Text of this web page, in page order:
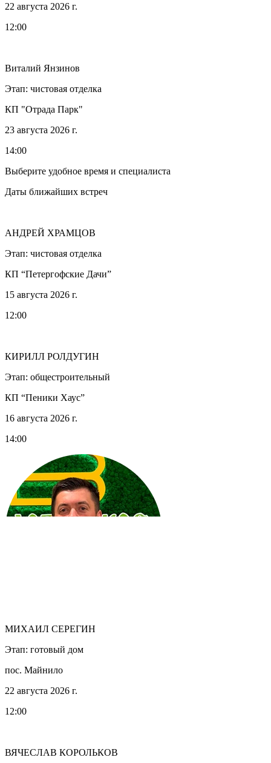
22 августа 2026 г.
12:00
Виталий Янзинов
Этап: чистовая отделка
КП "Отрада Парк"
23 августа 2026 г.
14:00
Выберите удобное время и специалиста
Даты ближайших встреч
АНДРЕЙ ХРАМЦОВ
Этап: чистовая отделка
КП “Петергофские Дачи”
15 августа 2026 г.
12:00
КИРИЛЛ РОЛДУГИН
Этап: общестроительный
КП “Пеники Хаус”
16 августа 2026 г.
14:00
МИХАИЛ СЕРЕГИН
Этап: готовый дом
пос. Майнило
22 августа 2026 г.
12:00
ВЯЧЕСЛАВ КОРОЛЬКОВ